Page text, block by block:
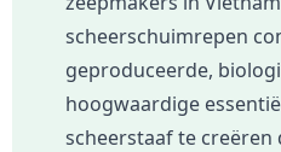
scheerschuimrepen
geproduceerde,
hoogwaardige
scheerstaaf te